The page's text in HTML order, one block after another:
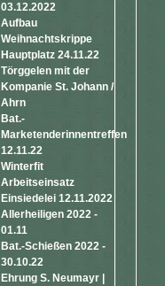
03.12.2022
Aufbau
Weihnachtskrippe
Hauptplatz 24.11.22
Törggelen mit der
Kompanie St. Johann /
Ahrn
Bat.-
Marketenderinnentreffen
12.11.22
Winterfit
Arbeitseinsatz
Einsiedelei 12.11.2022
Allerheiligen 2022 -
01.11
Bat.-Schießen 2022 -
30.10.22
Ehrung S. Neumayr |